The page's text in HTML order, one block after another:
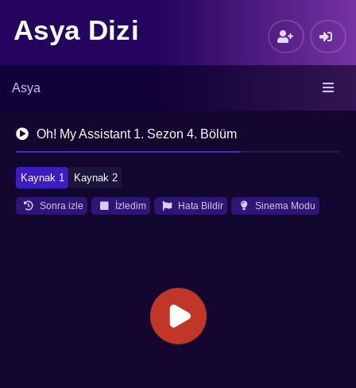
Asya Dizi
Asya
Oh! My Assistant 1. Sezon 4. Bölüm
Kaynak 1 Kaynak 2
Sonra izle İzledim Hata Bildir Sinema Modu